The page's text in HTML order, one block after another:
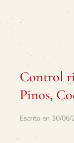
Control
Pinos,
Escrito en 30/06/